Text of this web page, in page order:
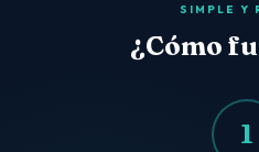
SIMPLE Y
¿Cómo
1